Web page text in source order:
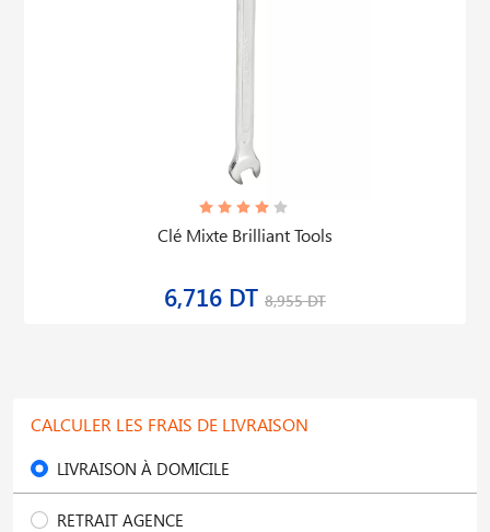
Clé Mixte Brilliant Tools
6,716 DT 8,955 DT
CALCULER LES FRAIS DE LIVRAISON
LIVRAISON À DOMICILE
RETRAIT AGENCE